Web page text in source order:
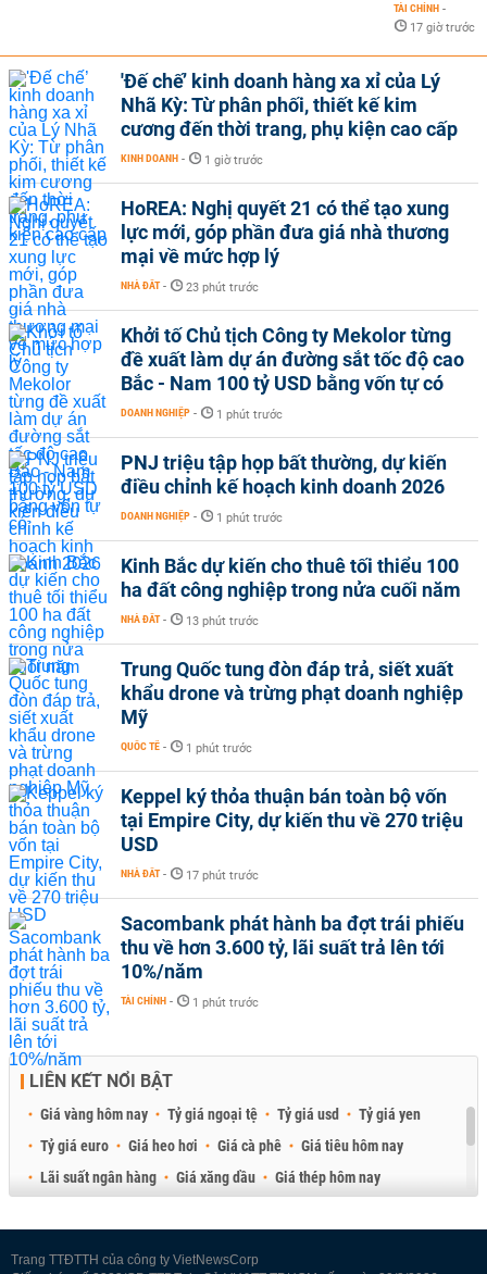
TÀI CHÍNH -
17 giờ trước
'Đế chế’ kinh doanh hàng xa xỉ của Lý
Nhã Kỳ: Từ phân phối, thiết kế kim
cương đến thời trang, phụ kiện cao cấp
KINH DOANH - 1 giờ trước
HoREA: Nghị quyết 21 có thể tạo xung
lực mới, góp phần đưa giá nhà thương
mại về mức hợp lý
NHÀ ĐẤT - 23 phút trước
Khởi tố Chủ tịch Công ty Mekolor từng
đề xuất làm dự án đường sắt tốc độ cao
Bắc - Nam 100 tỷ USD bằng vốn tự có
DOANH NGHIỆP - 1 phút trước
PNJ triệu tập họp bất thường, dự kiến
điều chỉnh kế hoạch kinh doanh 2026
DOANH NGHIỆP - 1 phút trước
Kinh Bắc dự kiến cho thuê tối thiểu 100
ha đất công nghiệp trong nửa cuối năm
NHÀ ĐẤT - 13 phút trước
Trung Quốc tung đòn đáp trả, siết xuất
khẩu drone và trừng phạt doanh nghiệp
Mỹ
QUỐC TẾ - 1 phút trước
Keppel ký thỏa thuận bán toàn bộ vốn
tại Empire City, dự kiến thu về 270 triệu
USD
NHÀ ĐẤT - 17 phút trước
Sacombank phát hành ba đợt trái phiếu
thu về hơn 3.600 tỷ, lãi suất trả lên tới
10%/năm
TÀI CHÍNH - 1 phút trước
LIÊN KẾT NỔI BẬT
Giá vàng hôm nay Tỷ giá ngoại tệ Tỷ giá usd
Tỷ giá yen
Tỷ giá euro
Giá heo hơi Giá cà phê
Giá tiêu hôm nay
Lãi suất ngân hàng
Giá xăng dầu
Giá thép hôm nay
Trang TTĐTTH của công ty VietNewsCorp